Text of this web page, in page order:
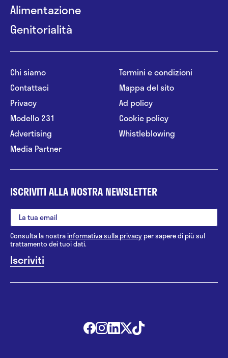
Alimentazione
Genitorialità
Chi siamo
Contattaci
Privacy
Modello 231
Advertising
Media Partner
Termini e condizioni
Mappa del sito
Ad policy
Cookie policy
Whistleblowing
ISCRIVITI ALLA NOSTRA NEWSLETTER
Consulta la nostrainformativa sulla privacy per sapere di più sul
trattamento dei tuoi dati.